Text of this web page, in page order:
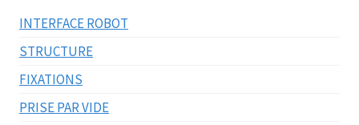
INTERFACE ROBOT
STRUCTURE
FIXATIONS
PRISE PAR VIDE